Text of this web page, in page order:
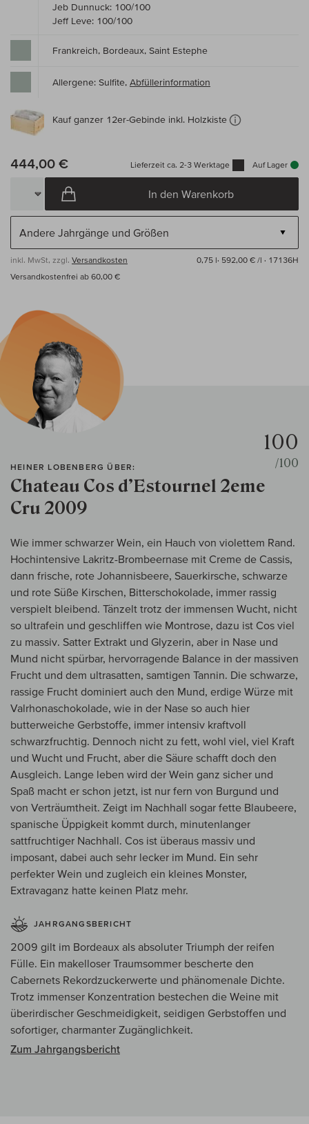
Jeb Dunnuck: 100/100
Jeff Leve: 100/100
Frankreich, Bordeaux, Saint Estephe
Allergene: Sulfite, Abfüllerinformation
Kauf ganzer 12er-Gebinde inkl. Holzkiste
444,00 € Lieferzeit ca. 2-3 Werktage Auf Lager
In den Warenkorb
inkl. MwSt, zzgl. Versandkosten 0,75 l· 592,00 € /l · 17136H
Versandkostenfrei ab 60,00 €
HEINER LOBENBERG ÜBER:
Chateau Cos d’Estournel 2eme
Cru 2009
100
/100
Wie immer schwarzer Wein, ein Hauch von violettem Rand.
Hochintensive Lakritz-Brombeernase mit Creme de Cassis,
dann frische, rote Johannisbeere, Sauerkirsche, schwarze
und rote Süße Kirschen, Bitterschokolade, immer rassig
verspielt bleibend. Tänzelt trotz der immensen Wucht, nicht
so ultrafein und geschliffen wie Montrose, dazu ist Cos viel
zu massiv. Satter Extrakt und Glyzerin, aber in Nase und
Mund nicht spürbar, hervorragende Balance in der massiven
Frucht und dem ultrasatten, samtigen Tannin. Die schwarze,
rassige Frucht dominiert auch den Mund, erdige Würze mit
Valrhonaschokolade, wie in der Nase so auch hier
butterweiche Gerbstoffe, immer intensiv kraftvoll
schwarzfruchtig. Dennoch nicht zu fett, wohl viel, viel Kraft
und Wucht und Frucht, aber die Säure schafft doch den
Ausgleich. Lange leben wird der Wein ganz sicher und
Spaß macht er schon jetzt, ist nur fern von Burgund und
von Verträumtheit. Zeigt im Nachhall sogar fette Blaubeere,
spanische Üppigkeit kommt durch, minutenlanger
sattfruchtiger Nachhall. Cos ist überaus massiv und
imposant, dabei auch sehr lecker im Mund. Ein sehr
perfekter Wein und zugleich ein kleines Monster,
Extravaganz hatte keinen Platz mehr.
JAHRGANGSBERICHT
2009 gilt im Bordeaux als absoluter Triumph der reifen
Fülle. Ein makelloser Traumsommer bescherte den
Cabernets Rekordzuckerwerte und phänomenale Dichte.
Trotz immenser Konzentration bestechen die Weine mit
überirdischer Geschmeidigkeit, seidigen Gerbstoffen und
sofortiger, charmanter Zugänglichkeit.
Zum Jahrgangsbericht